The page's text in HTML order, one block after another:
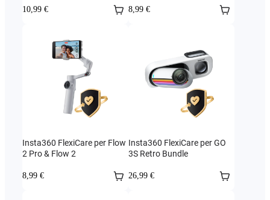
10,99 € 8,99 €
Insta360 FlexiCare per Flow
2 Pro & Flow 2
8,99 €
Insta360 FlexiCare per GO
3S Retro Bundle
26,99 €